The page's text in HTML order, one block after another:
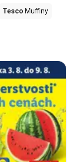
Tesco Muffiny